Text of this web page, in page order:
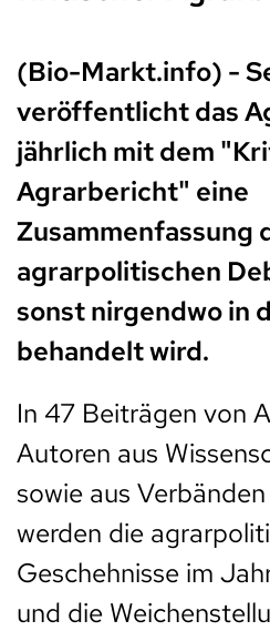
(Bio-Markt.info) -
veröffentlicht das
jährlich mit dem
Agrarbericht" eine
Zusammenfassung
agrarpolitischen
sonst nirgendwo in
behandelt wird.
In 47 Beiträgen von
Autoren aus
sowie aus
werden die
Geschehnisse im
und die